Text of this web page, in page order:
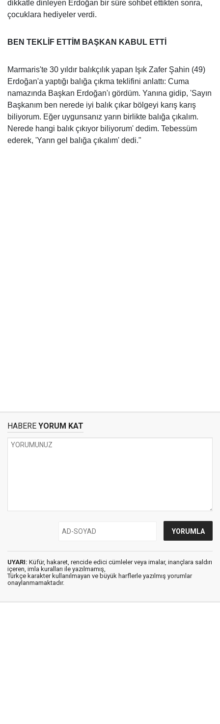
dikkatle dinleyen Erdoğan bir süre sohbet ettikten sonra,
çocuklara hediyeler verdi.
BEN TEKLİF ETTİM BAŞKAN KABUL ETTİ
Marmaris'te 30 yıldır balıkçılık yapan Işık Zafer Şahin (49)
Erdoğan'a yaptığı balığa çıkma teklifini anlattı: Cuma
namazında Başkan Erdoğan'ı gördüm. Yanına gidip, 'Sayın
Başkanım ben nerede iyi balık çıkar bölgeyi karış karış
biliyorum. Eğer uygunsanız yarın birlikte balığa çıkalım.
Nerede hangi balık çıkıyor biliyorum' dedim. Tebessüm
ederek, 'Yarın gel balığa çıkalım' dedi."
HABERE YORUM KAT
UYARI: Küfür, hakaret, rencide edici cümleler veya imalar, inançlara saldırı
içeren, imla kuralları ile yazılmamış,
Türkçe karakter kullanılmayan ve büyük harflerle yazılmış yorumlar
onaylanmamaktadır.